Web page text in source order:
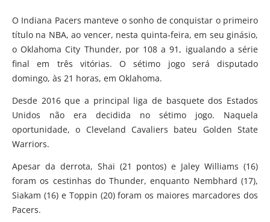
O Indiana Pacers manteve o sonho de conquistar o primeiro
título na NBA, ao vencer, nesta quinta-feira, em seu ginásio,
o Oklahoma City Thunder, por 108 a 91, igualando a série
final em três vitórias. O sétimo jogo será disputado
domingo, às 21 horas, em Oklahoma.
Desde 2016 que a principal liga de basquete dos Estados
Unidos não era decidida no sétimo jogo. Naquela
oportunidade, o Cleveland Cavaliers bateu Golden State
Warriors.
Apesar da derrota, Shai (21 pontos) e Jaley Williams (16)
foram os cestinhas do Thunder, enquanto Nembhard (17),
Siakam (16) e Toppin (20) foram os maiores marcadores dos
Pacers.